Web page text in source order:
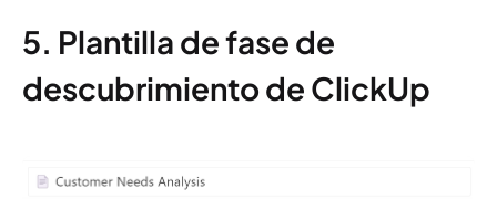
5. Plantilla de fase de
descubrimiento de ClickUp